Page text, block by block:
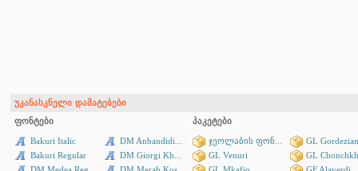
უკანასკნელი დამატებები
ფონტები
პაკეტები
Bakuri Italic
Bakuri Regular
DM Anbandidi...
DM Giorgi Kh...
ჯეოლაბის ფონ...
GL Venuri
GL
GL